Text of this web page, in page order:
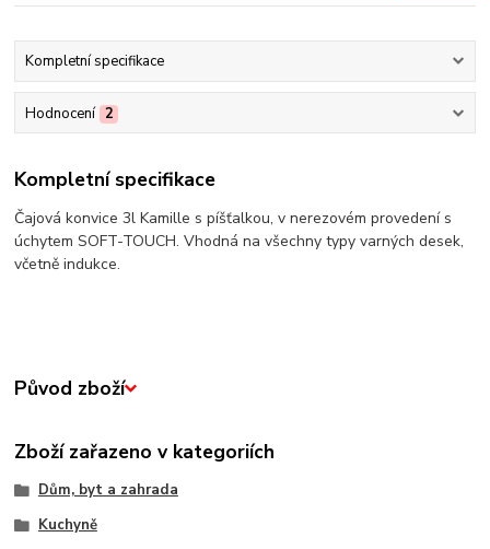
Kompletní specifikace
Hodnocení 2
Kompletní specifikace
Čajová konvice 3l Kamille s píšťalkou, v nerezovém provedení s
úchytem SOFT-TOUCH. Vhodná na všechny typy varných desek,
včetně indukce.
Původ zboží
Zboží zařazeno v kategoriích
Dům, byt a zahrada
Kuchyně